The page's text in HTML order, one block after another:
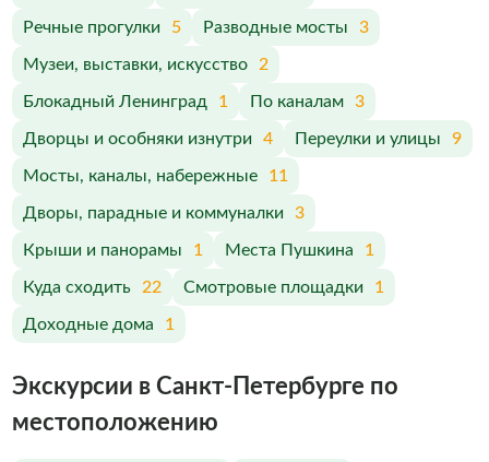
Речные прогулки 5 Разводные мосты 3
Музеи, выставки, искусство 2
Блокадный Ленинград 1 По каналам 3
Дворцы и особняки изнутри 4 Переулки и улицы 9
Мосты, каналы, набережные 11
Дворы, парадные и коммуналки 3
Крыши и панорамы 1 Места Пушкина 1
Куда сходить 22 Смотровые площадки 1
Доходные дома 1
Экскурсии в Санкт-Петербурге по
меcтоположению